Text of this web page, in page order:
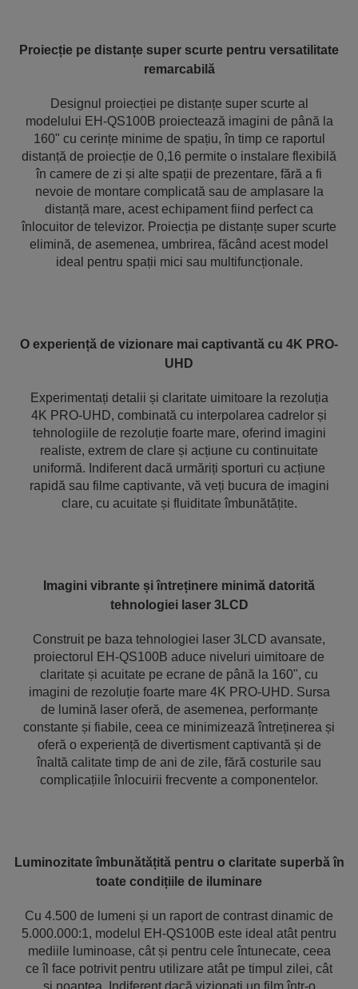
Proiecție pe distanțe super scurte pentru versatilitate
remarcabilă
Designul proiecției pe distanțe super scurte al
modelului EH-QS100B proiectează imagini de până la
160" cu cerințe minime de spațiu, în timp ce raportul
distanță de proiecție de 0,16 permite o instalare flexibilă
în camere de zi și alte spații de prezentare, fără a fi
nevoie de montare complicată sau de amplasare la
distanță mare, acest echipament fiind perfect ca
înlocuitor de televizor. Proiecția pe distanțe super scurte
elimină, de asemenea, umbrirea, făcând acest model
ideal pentru spații mici sau multifuncționale.
O experiență de vizionare mai captivantă cu 4K PRO-
UHD
Experimentați detalii și claritate uimitoare la rezoluția
4K PRO-UHD, combinată cu interpolarea cadrelor și
tehnologiile de rezoluție foarte mare, oferind imagini
realiste, extrem de clare și acțiune cu continuitate
uniformă. Indiferent dacă urmăriți sporturi cu acțiune
rapidă sau filme captivante, vă veți bucura de imagini
clare, cu acuitate și fluiditate îmbunătățite.
Imagini vibrante și întreținere minimă datorită
tehnologiei laser 3LCD
Construit pe baza tehnologiei laser 3LCD avansate,
proiectorul EH-QS100B aduce niveluri uimitoare de
claritate și acuitate pe ecrane de până la 160", cu
imagini de rezoluție foarte mare 4K PRO-UHD. Sursa
de lumină laser oferă, de asemenea, performanțe
constante și fiabile, ceea ce minimizează întreținerea și
oferă o experiență de divertisment captivantă și de
înaltă calitate timp de ani de zile, fără costurile sau
complicațiile înlocuirii frecvente a componentelor.
Luminozitate îmbunătățită pentru o claritate superbă în
toate condițiile de iluminare
Cu 4.500 de lumeni și un raport de contrast dinamic de
5.000.000:1, modelul EH-QS100B este ideal atât pentru
mediile luminoase, cât și pentru cele întunecate, ceea
ce îl face potrivit pentru utilizare atât pe timpul zilei, cât
și noaptea. Indiferent dacă vizionați un film într-o